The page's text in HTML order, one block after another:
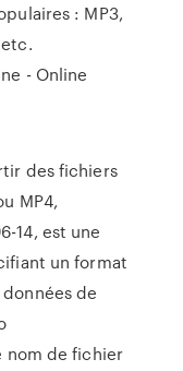
: MP3,
etc.
- Online
des fichiers
MP4,
14, est une
un format
de
nom de fichier